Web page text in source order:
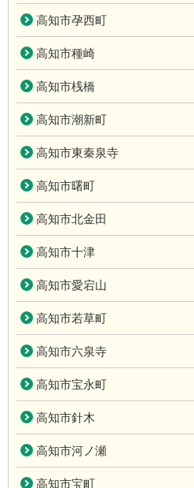
高知市孕西町
高知市種崎
高知市桟橋
高知市潮新町
高知市東秦泉寺
高知市曙町
高知市北金田
高知市十津
高知市愛宕山
高知市若草町
高知市六泉寺
高知市宝永町
高知市針木
高知市河ノ瀬
高知市宝町